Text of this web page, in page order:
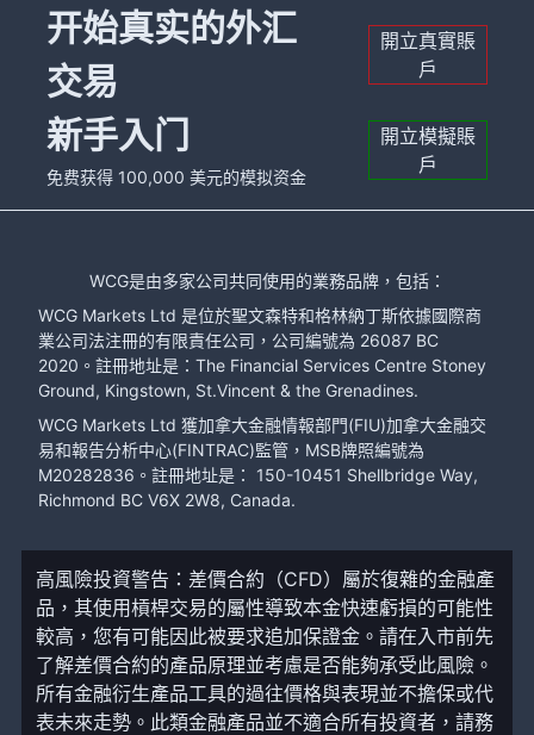
开始真实的外汇
交易
開立真實賬
戶
新手入门
免费获得 100,000 美元的模拟资金
開立模擬賬
戶
WCG是由多家公司共同使用的業務品牌，包括：
WCG Markets Ltd 是位於聖文森特和格林納丁斯依據國際商
業公司法注冊的有限責任公司，公司編號為 26087 BC
2020。註冊地址是：The Financial Services Centre Stoney
Ground, Kingstown, St.Vincent & the Grenadines.
WCG Markets Ltd 獲加拿大金融情報部門(FIU)加拿大金融交
易和報告分析中心(FINTRAC)監管，MSB牌照編號為
M20282836。註冊地址是： 150-10451 Shellbridge Way,
Richmond BC V6X 2W8, Canada.
高風險投資警告：差價合約（CFD）屬於復雜的金融產
品，其使用槓桿交易的屬性導致本金快速虧損的可能性
較高，您有可能因此被要求追加保證金。請在入市前先
了解差價合約的產品原理並考慮是否能夠承受此風險。
所有金融衍生產品工具的過往價格與表現並不擔保或代
表未來走勢。此類金融產品並不適合所有投資者，請務